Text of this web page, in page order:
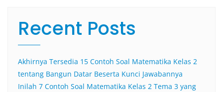
Recent Posts
Akhirnya Tersedia 15 Contoh Soal Matematika Kelas 2
tentang Bangun Datar Beserta Kunci Jawabannya
Inilah 7 Contoh Soal Matematika Kelas 2 Tema 3 yang